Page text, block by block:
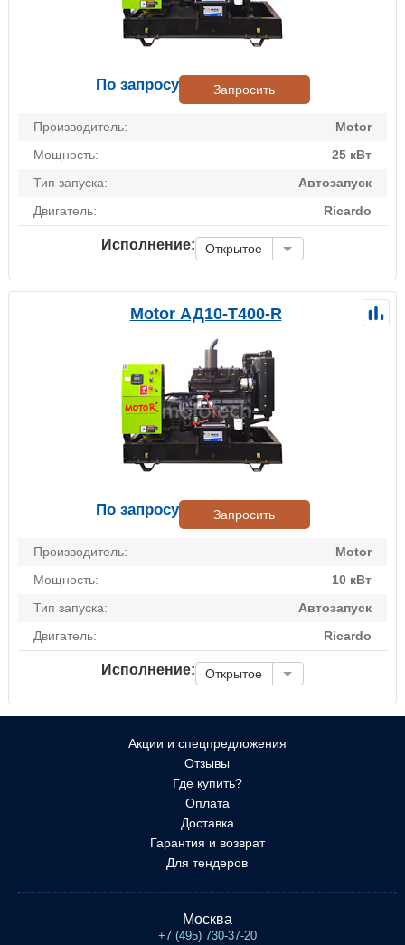
По запросу Запросить
Производитель:
Motor
Мощность:
25 кВт
Тип запуска:
Автозапуск
Двигатель:
Ricardo
Исполнение: Открытое
Motor АД10-Т400-R
По запросу Запросить
Производитель:
Motor
Мощность:
10 кВт
Тип запуска:
Автозапуск
Двигатель:
Ricardo
Исполнение: Открытое
Акции и спецпредложения
Отзывы
Где купить?
Оплата
Доставка
Гарантия и возврат
Для тендеров
Москва
+7 (495) 730-37-20